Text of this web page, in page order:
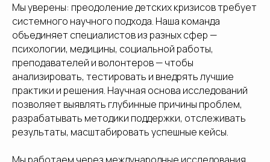
Мы уверены: преодоление детских кризисов требует
системного научного подхода. Наша команда
объединяет специалистов из разных сфер —
психологии, медицины, социальной работы,
преподавателей и волонтеров — чтобы
анализировать, тестировать и внедрять лучшие
практики и решения. Научная основа исследований
позволяет выявлять глубинные причины проблем,
разрабатывать методики поддержки, отслеживать
результаты, масштабировать успешные кейсы.